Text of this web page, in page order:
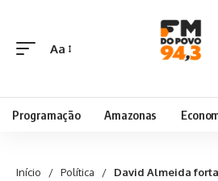
Aa
Programação Amazonas
Início / Política /
David Almeida